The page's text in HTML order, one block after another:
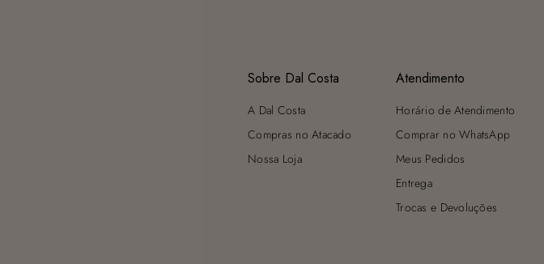
Sobre Dal Costa
A Dal Costa
Compras no Atacado
Nossa Loja
Atendimento
Horário de Atendimento
Comprar no WhatsApp
Meus Pedidos
Entrega
Trocas e Devoluções